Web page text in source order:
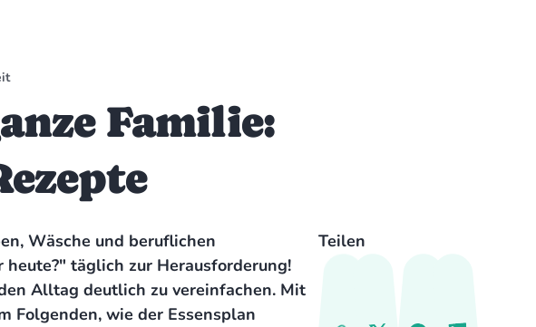
Familie:
Wäsche und beruflichen
täglich zur Herausforderung!
Alltag deutlich zu vereinfachen. Mit
Folgenden, wie der Essensplan
Teilen